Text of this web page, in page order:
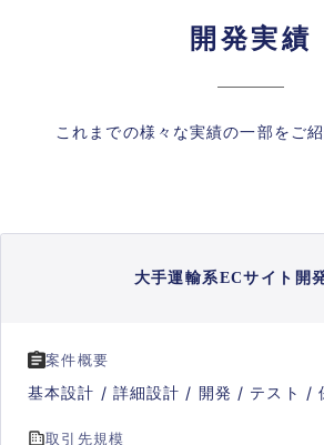
開発実績
これまでの様々な実績の一部をご紹
大手運輸系ECサイト開
案件概要
基本設計 / 詳細設計 / 開発 / テスト /
取引先規模